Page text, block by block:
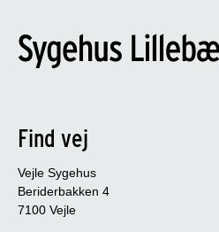
Find vej
Vejle Sygehus
Beriderbakken 4
7100 Vejle